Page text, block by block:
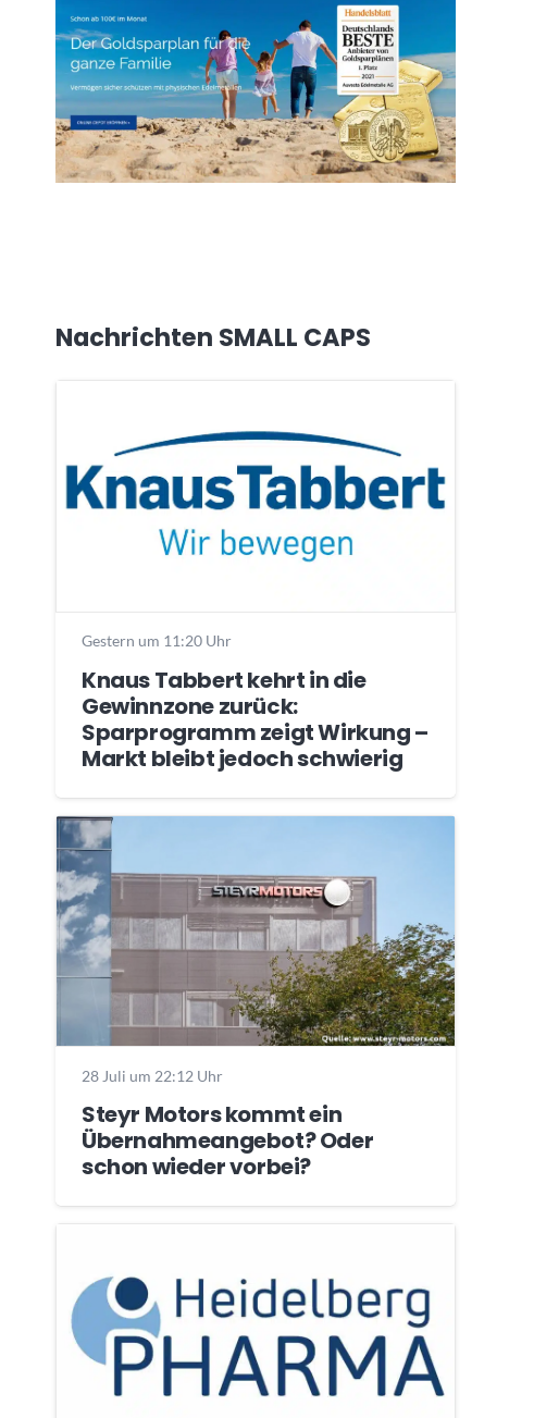
Nachrichten SMALL CAPS
Gestern um 11:20 Uhr
Knaus Tabbert kehrt in die
Gewinnzone zurück:
Sparprogramm zeigt Wirkung –
Markt bleibt jedoch schwierig
28 Juli um 22:12 Uhr
Steyr Motors kommt ein
Übernahmeangebot? Oder
schon wieder vorbei?